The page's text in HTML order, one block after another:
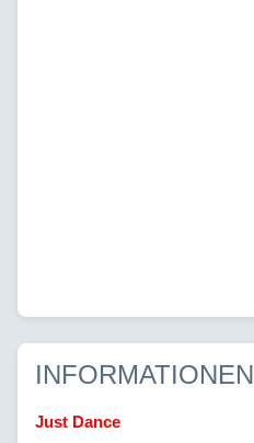
INFORMATIONEN
Just Dance